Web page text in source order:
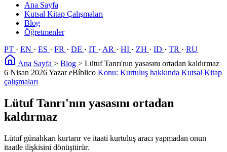
Ana Sayfa
Kutsal Kitap Çalışmaları
Blog
Öğretmenler
PT · EN · ES · FR · DE · IT · AR · HI · ZH · ID · TR · RU
Ana Sayfa > Blog > Lütuf Tanrı'nın yasasını ortadan kaldırmaz
6 Nisan 2026Yazar eBíblico Konu: Kurtuluş hakkında Kutsal Kitap
çalışmaları
Lütuf Tanrı'nın yasasını ortadan
kaldırmaz
Lütuf günahkarı kurtarır ve itaati kurtuluş aracı yapmadan onun
itaatle ilişkisini dönüştürür.